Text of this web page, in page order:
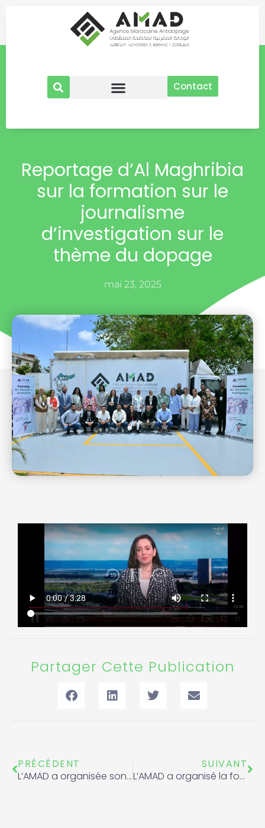
Contact
Reportage d’Al Maghribia
sur la formation sur le
journalisme
d’investigation sur le
thème du dopage
mai 23, 2025
Partager Cette Publication
Précédent
PRÉCÉDENT
L’AMAD a organisée son formation des éducateurs antidopage
SUIVANT
L’AMAD a organisé la formation annuelle des Agents de Contrôle du Dopage (ACD)